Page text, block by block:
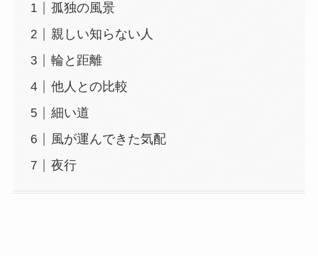
孤独の風景
親しい知らない人
輪と距離
他人との比較
細い道
風が運んできた気配
夜行